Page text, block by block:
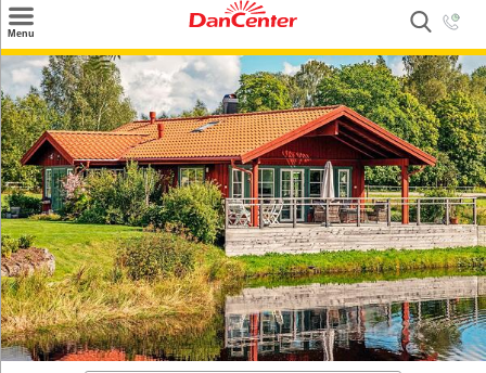
Menu
Zoeken
Inspiratie
Informatie over
Service
Kontakt